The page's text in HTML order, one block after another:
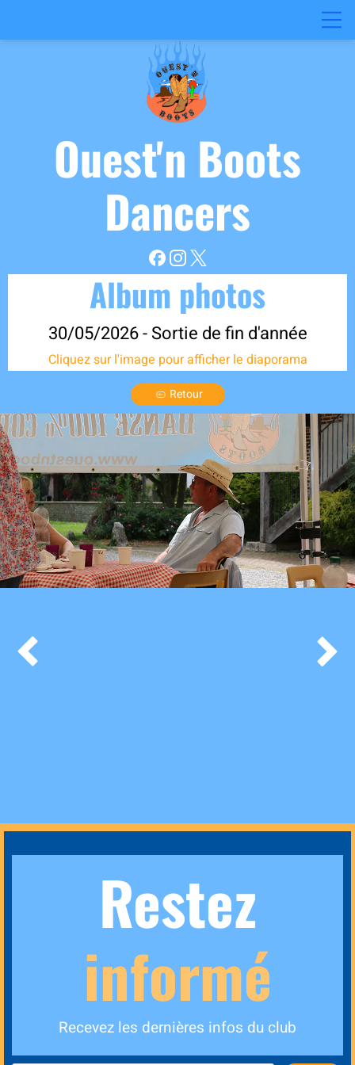
Ouest'n Boots
Dancers
Album photos
30/05/2026 - Sortie de fin d'année
Cliquez sur l'image pour afficher le diaporama
Retour
 
Restez
informé
Recevez les dernières infos du club